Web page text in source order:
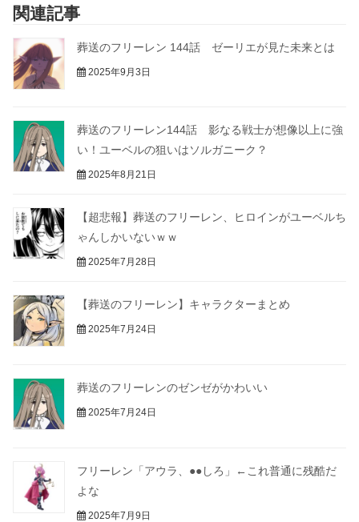
関連記事
葬送のフリーレン 144話 ゼーリエが見た未来とは
2025年9月3日
葬送のフリーレン144話 影なる戦士が想像以上に強
い！ユーベルの狙いはソルガニーク？
2025年8月21日
【超悲報】葬送のフリーレン、ヒロインがユーベルち
ゃんしかいないｗｗ
2025年7月28日
【葬送のフリーレン】キャラクターまとめ
2025年7月24日
葬送のフリーレンのゼンゼがかわいい
2025年7月24日
フリーレン「アウラ、●●しろ」←これ普通に残酷だ
よな
2025年7月9日